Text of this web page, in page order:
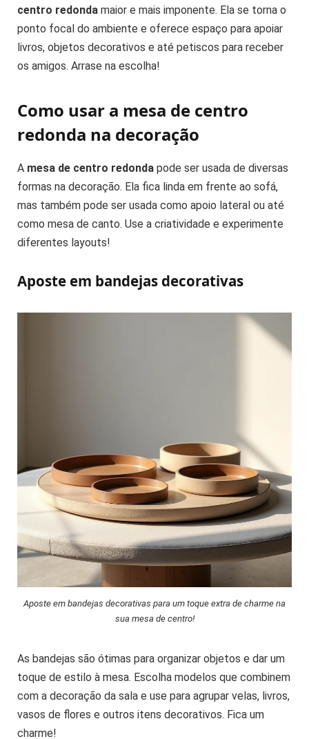
centro redonda maior e mais imponente. Ela se torna o
ponto focal do ambiente e oferece espaço para apoiar
livros, objetos decorativos e até petiscos para receber
os amigos. Arrase na escolha!
Como usar a mesa de centro
redonda na decoração
A mesa de centro redonda pode ser usada de diversas
formas na decoração. Ela fica linda em frente ao sofá,
mas também pode ser usada como apoio lateral ou até
como mesa de canto. Use a criatividade e experimente
diferentes layouts!
Aposte em bandejas decorativas
Aposte em bandejas decorativas para um toque extra de charme na
sua mesa de centro!
As bandejas são ótimas para organizar objetos e dar um
toque de estilo à mesa. Escolha modelos que combinem
com a decoração da sala e use para agrupar velas, livros,
vasos de flores e outros itens decorativos. Fica um
charme!